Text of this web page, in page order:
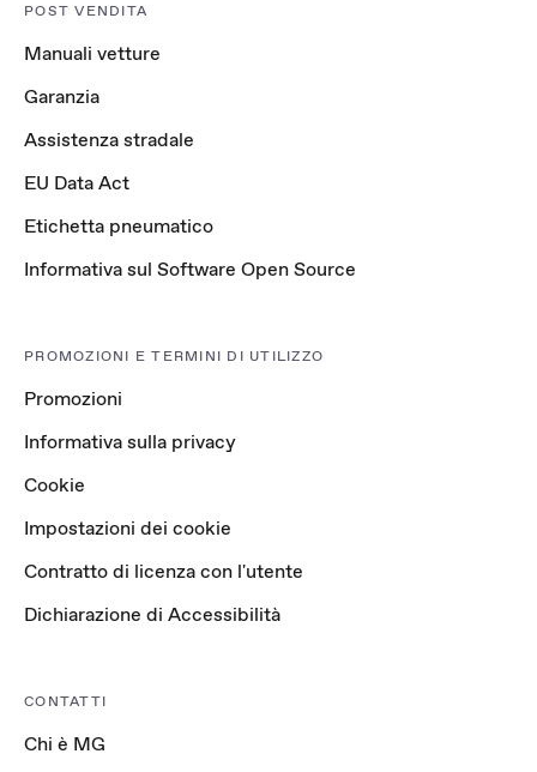
POST VENDITA
Manuali vetture
Garanzia
Assistenza stradale
EU Data Act
Etichetta pneumatico
Informativa sul Software Open Source
PROMOZIONI E TERMINI DI UTILIZZO
Promozioni
Informativa sulla privacy
Cookie
Impostazioni dei cookie
Contratto di licenza con l'utente
Dichiarazione di Accessibilità
CONTATTI
Chi è MG